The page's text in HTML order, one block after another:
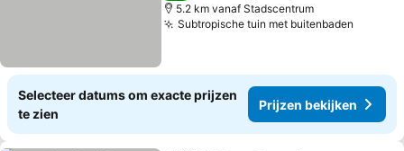
5.2 km vanaf Stadscentrum
Subtropische tuin met buitenbaden
Selecteer datums om exacte prijzen
te zien
Prijzen bekijken